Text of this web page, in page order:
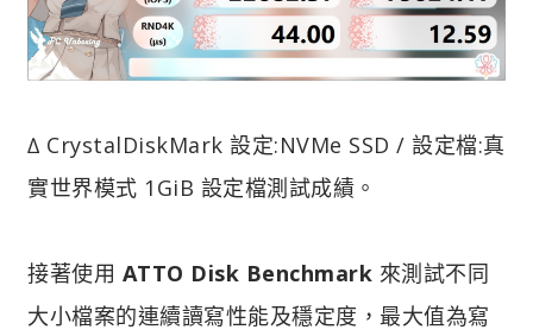
∆ CrystalDiskMark 設定:NVMe SSD / 設定檔:真
實世界模式 1GiB 設定檔測試成績。
接著使用 ATTO Disk Benchmark 來測試不同
大小檔案的連續讀寫性能及穩定度，最大值為寫